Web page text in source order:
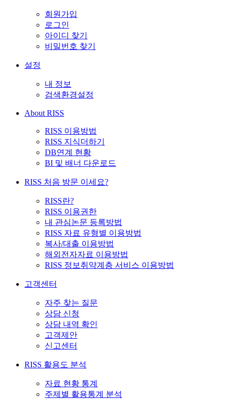
회원가입
로그인
아이디 찾기
비밀번호 찾기
설정
내 정보
검색환경설정
About RISS
RISS 이용방법
RISS 지식더하기
DB연계 현황
BI 및 배너 다운로드
RISS 처음 방문 이세요?
RISS란?
RISS 이용권한
내 관심논문 등록방법
RISS 자료 유형별 이용방법
복사/대출 이용방법
해외전자자료 이용방법
RISS 정보취약계층 서비스 이용방법
고객센터
자주 찾는 질문
상담 신청
상담 내역 확인
고객제안
신고센터
RISS 활용도 분석
자료 현황 통계
주제별 활용통계 분석